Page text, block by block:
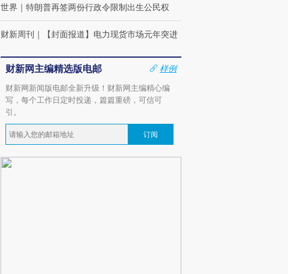
世界 ｜ 特朗普再签两份行政令限制出生公民权
财新周刊 ｜ 【封面报道】电力现货市场元年突进
财新网主编精选版电邮
样例
财新网新闻版电邮全新升级！财新网主编精心编
写，每个工作日定时投递，篇篇重磅，可信可
引。
订阅